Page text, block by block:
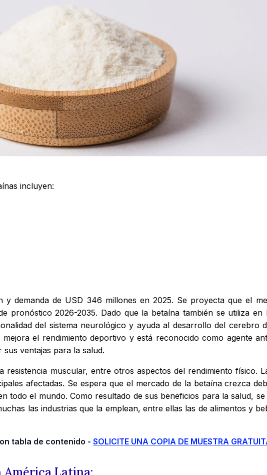
incluyen:
y demanda de USD 346 millones en 2025. Se proyecta que el
pronóstico 2026-2035. Dado que la betaína también se utiliza en
del sistema neurológico y ayuda al desarrollo del cerebro
el rendimiento deportivo y está reconocido como agente
ventajas para la salud.
muscular, entre otros aspectos del rendimiento físico.
afectadas. Se espera que el mercado de la betaína crezca
todo el mundo. Como resultado de sus beneficios para la salud,
las industrias que la emplean, entre ellas las de alimentos y
tabla de contenido - SOLICITE UNA COPIA DE MUESTRA